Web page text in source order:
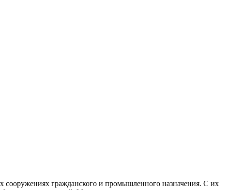
гражданского и промышленного назначения. С их